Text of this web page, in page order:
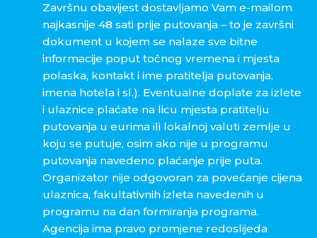
Završnu obavijest dostavljamo Vam e-mailom
najkasnije 48 sati prije putovanja – to je završni
dokument u kojem se nalaze sve bitne
informacije poput točnog vremena i mjesta
polaska, kontakt i ime pratitelja putovanja,
imena hotela i sl.). Eventualne doplate za izlete
i ulaznice plaćate na licu mjesta pratitelju
putovanja u eurima ili lokalnoj valuti zemlje u
koju se putuje, osim ako nije u programu
putovanja navedeno plaćanje prije puta.
Organizator nije odgovoran za povećanje cijena
ulaznica, fakultativnih izleta navedenih u
programu na dan formiranja programa.
Agencija ima pravo promjene redoslijeda